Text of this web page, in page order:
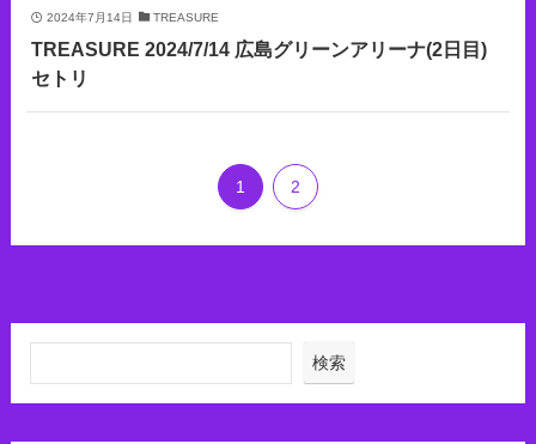
2024年7月14日 TREASURE
TREASURE 2024/7/14 広島グリーンアリーナ(2日目)
セトリ
1 2
検索